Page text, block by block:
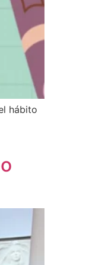
hábito